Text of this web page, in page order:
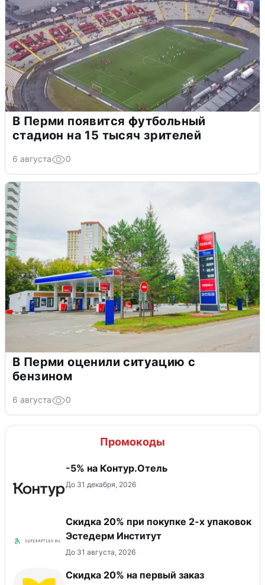
В Перми появится футбольный
стадион на 15 тысяч зрителей
6 августа 0
В Перми оценили ситуацию с
бензином
6 августа 0
Промокоды
-5% на Контур.Отель
До 31 декабря, 2026
Скидка 20% при покупке 2-х упаковок
Эстедерм Институт
До 31 августа, 2026
​Скидка 20% на первый заказ